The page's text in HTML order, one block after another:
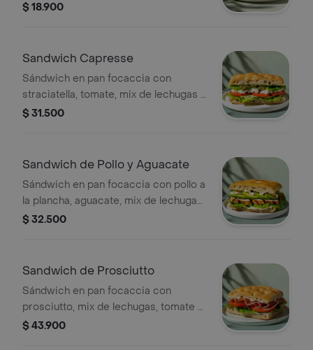
verde
$ 18.900
Sandwich Capresse
Sándwich en pan focaccia con
straciatella, tomate, mix de lechugas y
pesto.
$ 31.500
Sandwich de Pollo y Aguacate
Sándwich en pan focaccia con pollo a
la plancha, aguacate, mix de lechugas
y mayonesa de ajo.
$ 32.500
Sandwich de Prosciutto
Sándwich en pan focaccia con
prosciutto, mix de lechugas, tomate y
mayonesa de ajo.
$ 43.900